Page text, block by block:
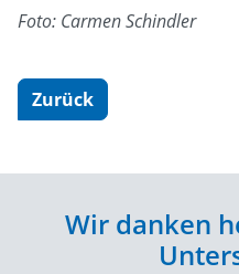
Foto: Carmen Schindler
Zurück
Wir danken